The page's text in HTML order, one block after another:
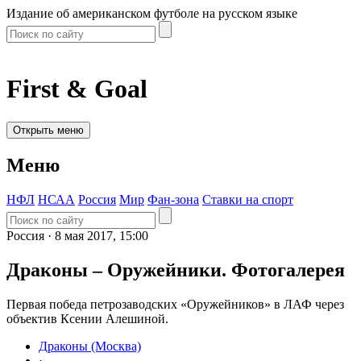
Издание об американском футболе на русском языке
First & Goal
Открыть меню
Меню
НФЛ НСАА Россия Мир Фан-зона Ставки на спорт
Россия · 8 мая 2017, 15:00
Драконы – Оружейники. Фотогалерея
Первая победа петрозаводских «Оружейников» в ЛАФ через
объектив Ксении Алешиной.
Драконы (Москва)